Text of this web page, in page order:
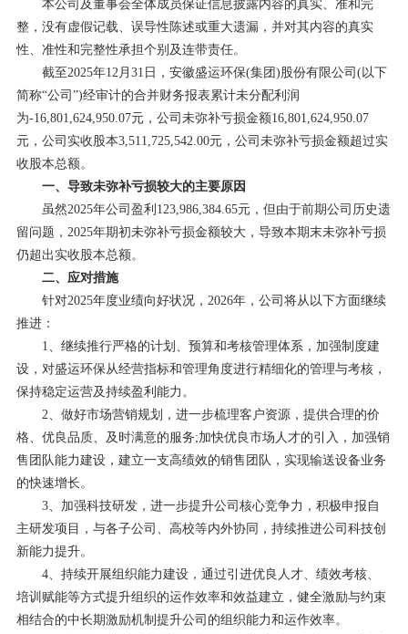
本公司及董事会全体成员保证信息披露内容的真实、准和完
整，没有虚假记载、误导性陈述或重大遗漏，并对其内容的真实
性、准性和完整性承担个别及连带责任。
截至2025年12月31日，安徽盛运环保(集团)股份有限公司(以下
简称“公司”)经审计的合并财务报表累计未分配利润
为-16,801,624,950.07元，公司未弥补亏损金额16,801,624,950.07
元，公司实收股本3,511,725,542.00元，公司未弥补亏损金额超过实
收股本总额。
一、导致未弥补亏损较大的主要原因
虽然2025年公司盈利123,986,384.65元，但由于前期公司历史遗
留问题，2025年期初未弥补亏损金额较大，导致本期末未弥补亏损
仍超出实收股本总额。
二、应对措施
针对2025年度业绩向好状况，2026年，公司将从以下方面继续
推进：
1、继续推行严格的计划、预算和考核管理体系，加强制度建
设，对盛运环保从经营指标和管理角度进行精细化的管理与考核，
保持稳定运营及持续盈利能力。
2、做好市场营销规划，进一步梳理客户资源，提供合理的价
格、优良品质、及时满意的服务;加快优良市场人才的引入，加强销
售团队能力建设，建立一支高绩效的销售团队，实现输送设备业务
的快速增长。
3、加强科技研发，进一步提升公司核心竞争力，积极申报自
主研发项目，与各子公司、高校等内外协同，持续推进公司科技创
新能力提升。
4、持续开展组织能力建设，通过引进优良人才、绩效考核、
培训赋能等方式提升组织的运作效率和效益建立，健全激励与约束
相结合的中长期激励机制提升公司的组织能力和运作效率。